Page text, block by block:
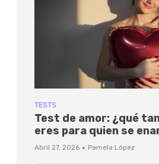
TESTS
Test de amor: ¿qué
eres para quien se
Abril 27, 2026 · Pamela López